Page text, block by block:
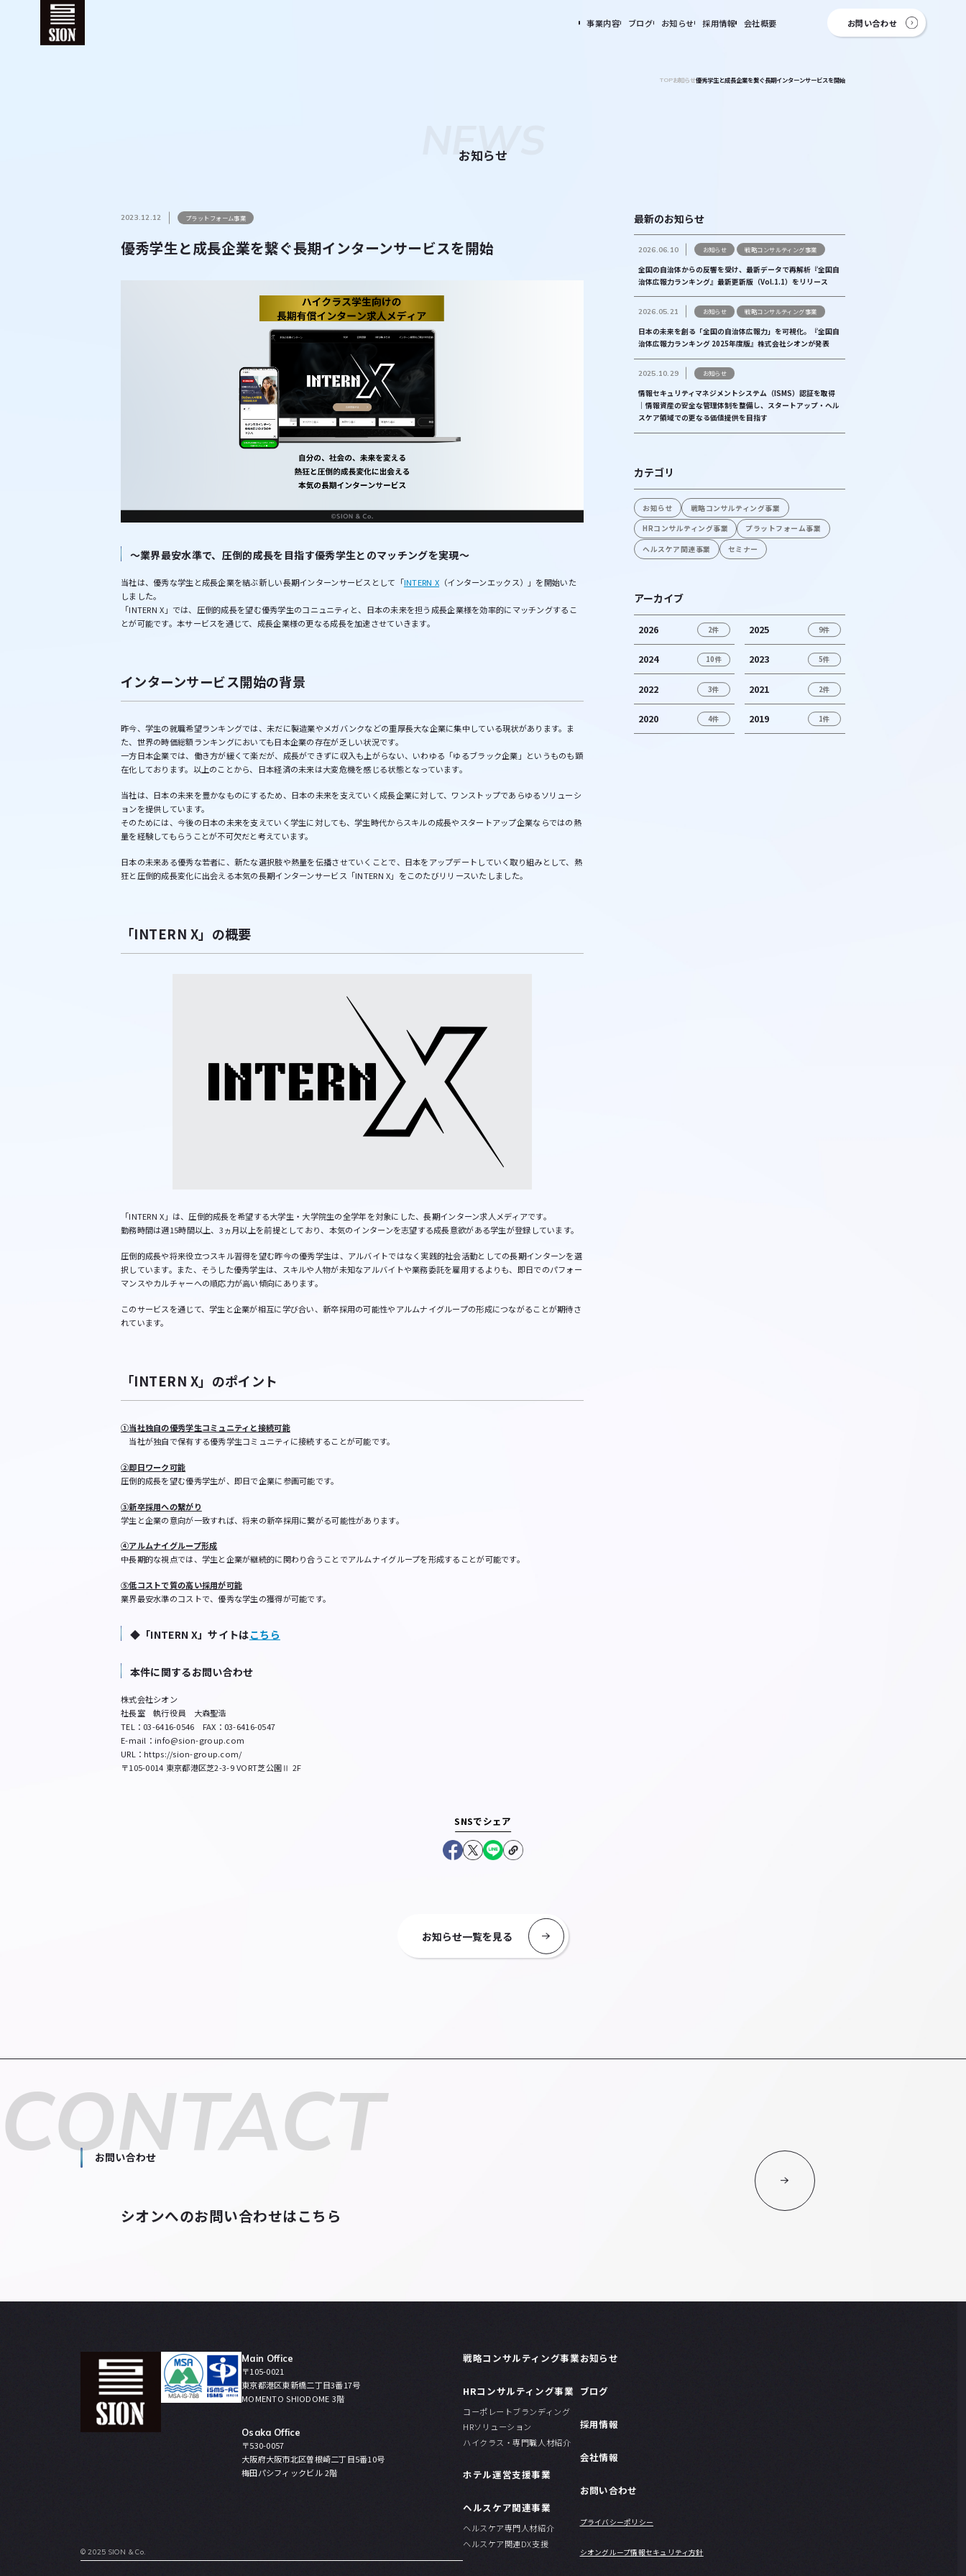
事業内容 ブログ お知らせ 採用情報 会社概要 お問い合わせ
TOPお知らせ優秀学生と成長企業を繋ぐ長期インターンサービスを開始
NEWS
お知らせ
2023.12.12 プラットフォーム事業
優秀学生と成長企業を繋ぐ長期インターンサービスを開始
～業界最安水準で、圧倒的成長を目指す優秀学生とのマッチングを実現～
当社は、優秀な学生と成長企業を結ぶ新しい長期インターンサービスとして「INTERN X （インターンエックス）」を開始いた
しました。
「INTERN X」では、圧倒的成長を望む優秀学生のコニュニティと、日本の未来を担う成長企業様を効率的にマッチングするこ
とが可能です。本サービスを通じて、成長企業様の更なる成長を加速させていきます。
インターンサービス開始の背景
昨今、学生の就職希望ランキングでは、未だに製造業やメガバンクなどの重厚長大な企業に集中している現状があります。ま
た、世界の時価総額ランキングにおいても日本企業の存在が乏しい状況です。
一方日本企業では、働き方が緩くて楽だが、成長ができずに収入も上がらない、いわゆる「ゆるブラック企業」というものも顕
在化しております。以上のことから、日本経済の未来は大変危機を感じる状態となっています。
当社は、日本の未来を豊かなものにするため、日本の未来を支えていく成長企業に対して、ワンストップであらゆるソリューシ
ョンを提供しています。
そのためには、今後の日本の未来を支えていく学生に対しても、学生時代からスキルの成長やスタートアップ企業ならではの熱
量を経験してもらうことが不可欠だと考えています。
日本の未来ある優秀な若者に、新たな選択肢や熱量を伝播させていくことで、日本をアップデートしていく取り組みとして、熱
狂と圧倒的成長変化に出会える本気の長期インターンサービス「INTERN X」をこのたびリリースいたしました。
「INTERN X」の概要
「INTERN X」は、圧倒的成長を希望する大学生・大学院生の全学年を対象にした、長期インターン求人メディアです。
勤務時間は週15時間以上、3ヵ月以上を前提としており、本気のインターンを志望する成長意欲がある学生が登録しています。
圧倒的成長や将来役立つスキル習得を望む昨今の優秀学生は、アルバイトではなく実践的社会活動としての長期インターンを選
択しています。また、そうした優秀学生は、スキルや人物が未知なアルバイトや業務委託を雇用するよりも、即日でのパフォー
マンスやカルチャーへの順応力が高い傾向にあります。
​​このサービスを通じて、学生と企業が相互に学び合い、新卒採用の可能性やアルムナイグループの形成につながることが期待さ
れています。
「INTERN X」のポイント
①当社独自の優秀学生コミュニティと接続可能
当社が独自で保有する優秀学生コミュニティに接続することが可能です。
②即日ワーク可能
圧倒的成長を望む優秀学生が、即日で企業に参画可能です。
③新卒採用への繋がり
学生と企業の意向が一致すれば、将来の新卒採用に繋がる可能性があります。
④アルムナイグループ形成
中長期的な視点では、学生と企業が継続的に関わり合うことでアルムナイグループを形成することが可能です。
⑤低コストで質の高い採用が可能
業界最安水準のコストで、優秀な学生の獲得が可能です。
◆「INTERN X」サイトはこちら
本件に関するお問い合わせ
株式会社シオン
社長室 執行役員 大森聖浩
TEL：03-6416-0546 FAX：03-6416-0547
E-mail：info@sion-group.com
URL：https://sion-group.com/
〒105-0014 東京都港区芝2-3-9 VORT芝公園Ⅱ 2F
最新のお知らせ
2026.06.10 お知らせ 戦略コンサルティング事業
全国の自治体からの反響を受け、最新データで再解析『全国自
治体広報力ランキング』最新更新版（Vol.1.1）をリリース
2026.05.21 お知らせ 戦略コンサルティング事業
日本の未来を創る「全国の自治体広報力」を可視化。『全国自
治体広報力ランキング 2025年度版』株式会社シオンが発表
2025.10.29 お知らせ
情報セキュリティマネジメントシステム（ISMS）認証を取得
│情報資産の安全な管理体制を整備し、スタートアップ・ヘル
スケア領域での更なる価値提供を目指す
カテゴリ
お知らせ 戦略コンサルティング事業
HRコンサルティング事業 プラットフォーム事業
ヘルスケア関連事業 セミナー
アーカイブ
2026 2件 2025 9件
2024 10件 2023 5件
2022 3件 2021 2件
2020 4件 2019 1件
SNSでシェア
お知らせ一覧を見る
CONTACT
お問い合わせ
シオンへのお問い合わせはこちら
Main Office
〒105-0021
東京都港区東新橋二丁目3番17号
MOMENTO SHIODOME 3階
Osaka Office
〒530-0057
大阪府大阪市北区曽根崎二丁目5番10号
梅田パシフィックビル 2階
戦略コンサルティング事業
HRコンサルティング事業
コーポレートブランディング
HRソリューション
ハイクラス・専門職人材紹介
ホテル運営支援事業
ヘルスケア関連事業
ヘルスケア専門人材紹介
ヘルスケア関連DX支援
お知らせ
ブログ
採用情報
会社情報
お問い合わせ
プライバシーポリシー
シオングループ情報セキュリティ方針
© 2025 SION & Co.